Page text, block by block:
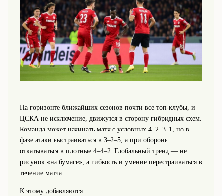
На горизонте ближайших сезонов почти все топ-клубы, и
ЦСКА не исключение, движутся в сторону гибридных схем.
Команда может начинать матч с условных 4–2–3–1, но в
фазе атаки выстраиваться в 3–2–5, а при обороне
откатываться в плотные 4–4–2. Глобальный тренд — не
рисунок «на бумаге», а гибкость и умение перестраиваться в
течение матча.
К этому добавляются: